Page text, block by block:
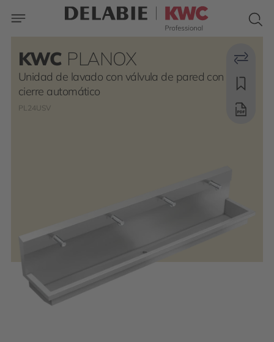
KWC PLANOX
Unidad de lavado con válvula de pared con
cierre automático
PL24USV